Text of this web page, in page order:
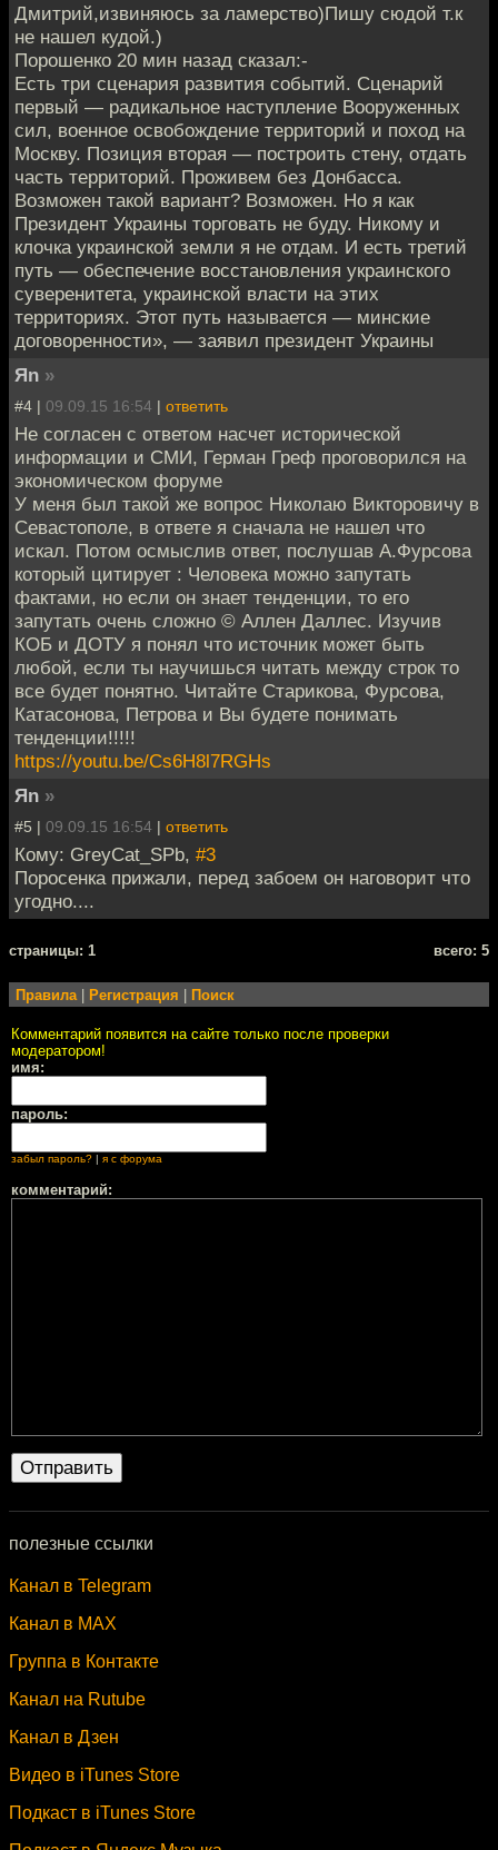
Дмитрий,извиняюсь за ламерство)Пишу сюдой т.к
не нашел кудой.)
Порошенко 20 мин назад сказал:-
Есть три сценария развития событий. Сценарий
первый — радикальное наступление Вооруженных
сил, военное освобождение территорий и поход на
Москву. Позиция вторая — построить стену, отдать
часть территорий. Проживем без Донбасса.
Возможен такой вариант? Возможен. Но я как
Президент Украины торговать не буду. Никому и
клочка украинской земли я не отдам. И есть третий
путь — обеспечение восстановления украинского
суверенитета, украинской власти на этих
территориях. Этот путь называется — минские
договоренности», — заявил президент Украины
Яn »
#4 | 09.09.15 16:54 | ответить
Не согласен с ответом насчет исторической
информации и СМИ, Герман Греф проговорился на
экономическом форуме
У меня был такой же вопрос Николаю Викторовичу в
Севастополе, в ответе я сначала не нашел что
искал. Потом осмыслив ответ, послушав А.Фурсова
который цитирует : Человека можно запутать
фактами, но если он знает тенденции, то его
запутать очень сложно © Аллен Даллес. Изучив
КОБ и ДОТУ я понял что источник может быть
любой, если ты научишься читать между строк то
все будет понятно. Читайте Старикова, Фурсова,
Катасонова, Петрова и Вы будете понимать
тенденции!!!!!
https://youtu.be/Cs6H8l7RGHs
Яn »
#5 | 09.09.15 16:54 | ответить
Кому: GreyCat_SPb, #3
Поросенка прижали, перед забоем он наговорит что
угодно....
cтраницы: 1 всего: 5
Правила | Регистрация | Поиск
Комментарий появится на сайте только после проверки
модератором!
имя:
пароль:
забыл пароль? | я с форума
комментарий:
полезные ссылки
Канал в Telegram
Канал в MAX
Группа в Контакте
Канал на Rutube
Канал в Дзен
Видео в iTunes Store
Подкаст в iTunes Store